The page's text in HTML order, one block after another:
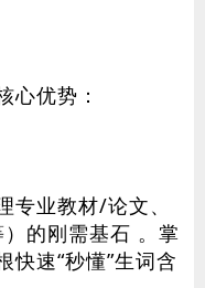
心优势：
专业教材/论文、
的刚需基石 。掌
快速“秒懂”生词含